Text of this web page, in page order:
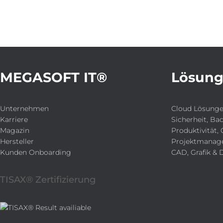
MEGASOFT IT®
Unternehmen
Karriere
Magazin
Hersteller
Kunden Onboarding
TISAX® Zertifizierung
Cloud
Sicherheit,
Produktivität,
CAD, Grafik &